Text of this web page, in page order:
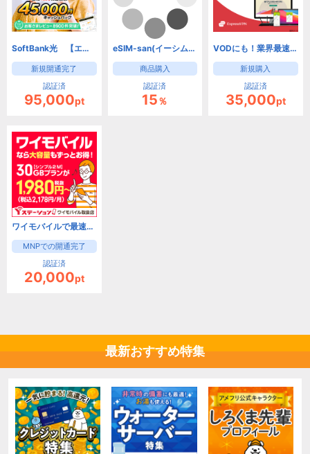
SoftBank光 【エヌズカンパニー】(新規開通)
新規開通完了
認証済
95,000pt
eSIM-san(イーシムさん)
商品購入
認証済
15％
VODにも！業界最速、安全・匿名VPNサービス【ExpressVPN】
新規購入
認証済
35,000pt
ワイモバイルで最速キャッシュバック！Yステーション
MNPでの開通完了
認証済
20,000pt
最新おすすめ特集